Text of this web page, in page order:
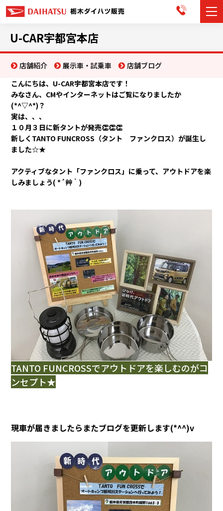
展示車・試乗車
店舗情報
イベント・キャンペーン
会社情報
U-CAR宇都宮本店
店舗紹介 展示車・試乗車
店舗ブログ
こんにちは、U-CAR宇都宮本店です！
みなさん、CMやインターネットはご覧になりましたか
(*^▽^*)？
実は、、、
１０月３日に新タントが発売👏👏👏
新しくTANTO FUNCROSS（タント ファンクロス）が誕生し
ました☆★
アクティブなタント「ファンクロス」に乗って、アウトドアを楽
しみましょう( *´艸｀)
TANTO FUNCROSSでアウトドアを楽しむのがコ
ンセプト★
現車が届きましたらまたブログを更新します(*^^)v